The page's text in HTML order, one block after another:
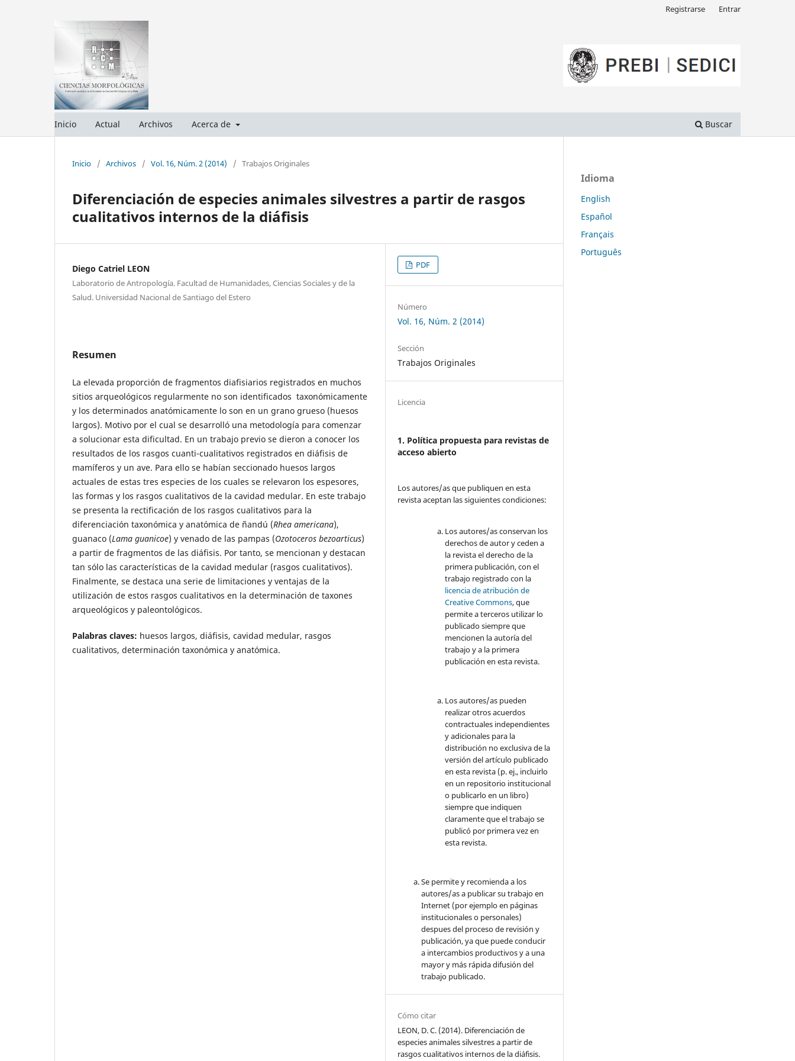
Inicio Actual Archivos Acerca de Buscar
Registrarse Entrar
Inicio / Archivos / Vol. 16, Núm. 2 (2014) / Trabajos Originales
Diferenciación de especies animales silvestres a partir de rasgos
cualitativos internos de la diáfisis
Diego Catriel LEON
Laboratorio de Antropología. Facultad de Humanidades, Ciencias Sociales y de la
Salud. Universidad Nacional de Santiago del Estero
Resumen
La elevada proporción de fragmentos diafisiarios registrados en muchos
sitios arqueológicos regularmente no son identificados taxonómicamente
y los determinados anatómicamente lo son en un grano grueso (huesos
largos). Motivo por el cual se desarrolló una metodología para comenzar
a solucionar esta dificultad. En un trabajo previo se dieron a conocer los
resultados de los rasgos cuanti-cualitativos registrados en diáfisis de
mamíferos y un ave. Para ello se habían seccionado huesos largos
actuales de estas tres especies de los cuales se relevaron los espesores,
las formas y los rasgos cualitativos de la cavidad medular. En este trabajo
se presenta la rectificación de los rasgos cualitativos para la
diferenciación taxonómica y anatómica de ñandú (Rhea americana),
guanaco (Lama guanicoe) y venado de las pampas (Ozotoceros bezoarticus)
a partir de fragmentos de las diáfisis. Por tanto, se mencionan y destacan
tan sólo las características de la cavidad medular (rasgos cualitativos).
Finalmente, se destaca una serie de limitaciones y ventajas de la
utilización de estos rasgos cualitativos en la determinación de taxones
arqueológicos y paleontológicos.
Palabras claves: huesos largos, diáfisis, cavidad medular, rasgos
cualitativos, determinación taxonómica y anatómica.
PDF
Número
Vol. 16, Núm. 2 (2014)
Sección
Trabajos Originales
Licencia
1. Política propuesta para revistas de
acceso abierto
Los autores/as que publiquen en esta
revista aceptan las siguientes condiciones:
Los autores/as conservan los
derechos de autor y ceden a
la revista el derecho de la
primera publicación, con el
trabajo registrado con la
licencia de atribución de
Creative Commons, que
permite a terceros utilizar lo
publicado siempre que
mencionen la autoría del
trabajo y a la primera
publicación en esta revista.
Los autores/as pueden
realizar otros acuerdos
contractuales independientes
y adicionales para la
distribución no exclusiva de la
versión del artículo publicado
en esta revista (p. ej., incluirlo
en un repositorio institucional
o publicarlo en un libro)
siempre que indiquen
claramente que el trabajo se
publicó por primera vez en
esta revista.
Se permite y recomienda a los
autores/as a publicar su trabajo en
Internet (por ejemplo en páginas
institucionales o personales)
despues del proceso de revisión y
publicación, ya que puede conducir
a intercambios productivos y a una
mayor y más rápida difusión del
trabajo publicado.
Cómo citar
LEON, D. C. (2014). Diferenciación de
especies animales silvestres a partir de
rasgos cualitativos internos de la diáfisis.
Idioma
English
Español
Français
Português